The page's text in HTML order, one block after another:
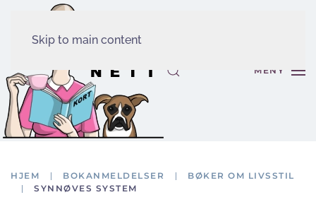
Skip to main content
MENY
HJEM BOKANMELDELSER
BØKER OM LIVSSTIL
SYNNØVES SYSTEM